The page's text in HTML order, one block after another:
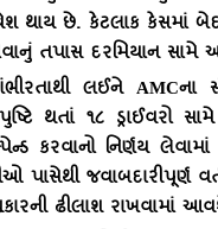
થાય છે. કેટલાક કેસમાં
તપાસ દરમિયાન સામે
લઈને AMCના
થતાં ૧૮ ડ્રાઈવરો
કરવાનો નિર્ણય
પાસેથી
ઢીલાશ રાખવામાં